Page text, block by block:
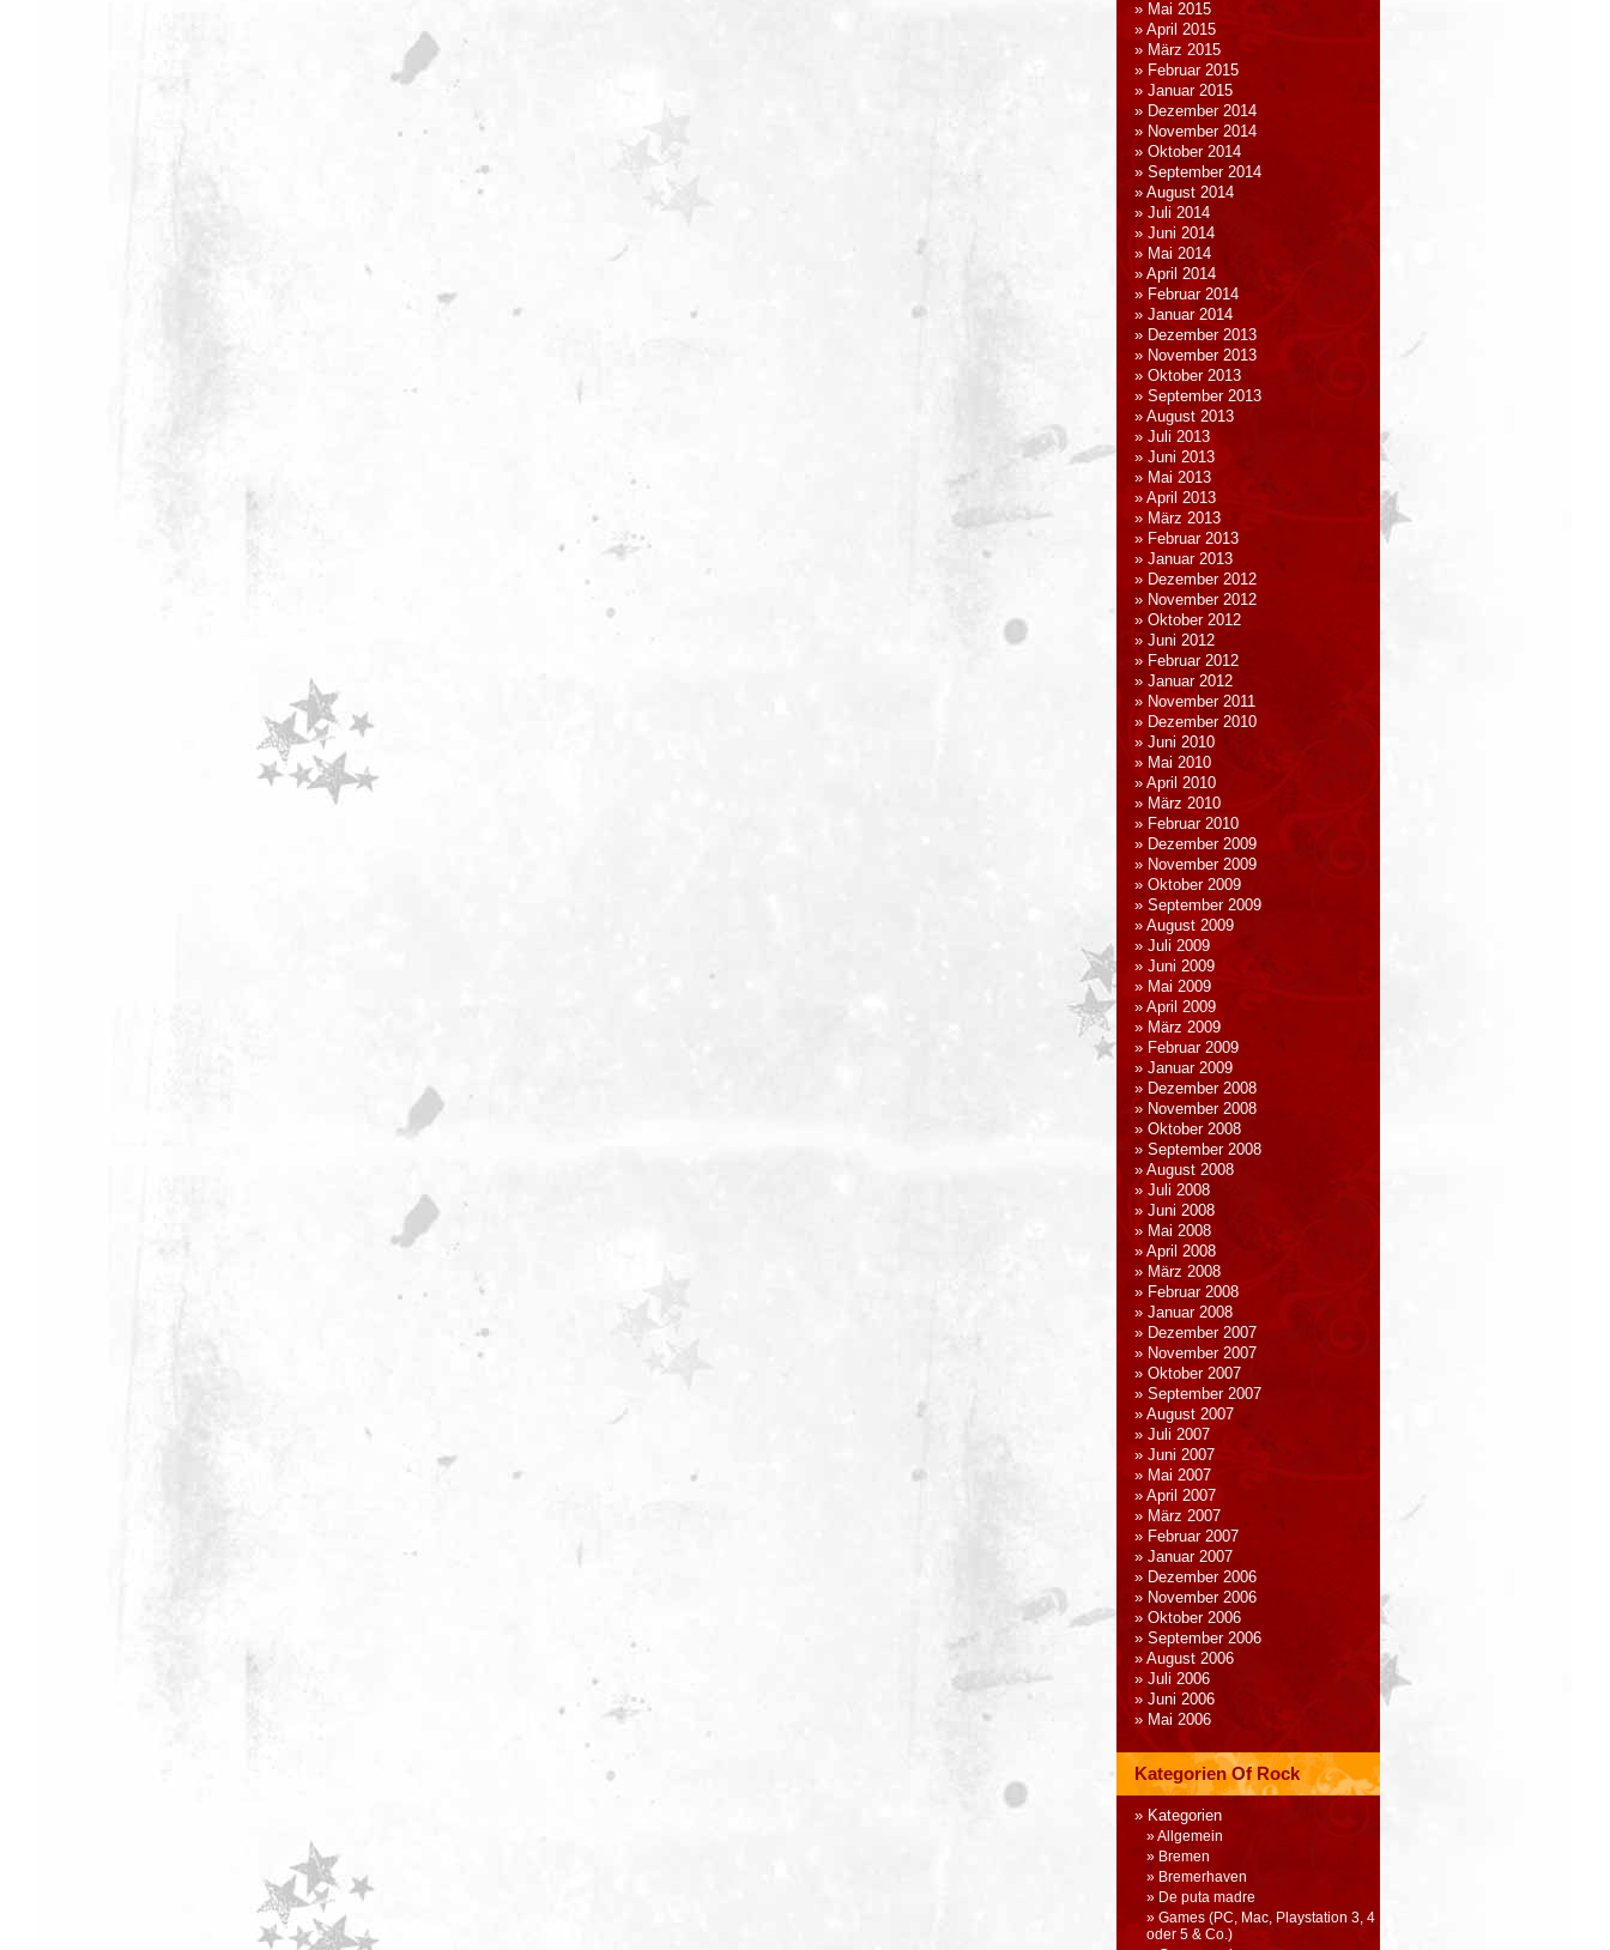
Mai 2015
April 2015
März 2015
Februar 2015
Januar 2015
Dezember 2014
November 2014
Oktober 2014
September 2014
August 2014
Juli 2014
Juni 2014
Mai 2014
April 2014
Februar 2014
Januar 2014
Dezember 2013
November 2013
Oktober 2013
September 2013
August 2013
Juli 2013
Juni 2013
Mai 2013
April 2013
März 2013
Februar 2013
Januar 2013
Dezember 2012
November 2012
Oktober 2012
Juni 2012
Februar 2012
Januar 2012
November 2011
Dezember 2010
Juni 2010
Mai 2010
April 2010
März 2010
Februar 2010
Dezember 2009
November 2009
Oktober 2009
September 2009
August 2009
Juli 2009
Juni 2009
Mai 2009
April 2009
März 2009
Februar 2009
Januar 2009
Dezember 2008
November 2008
Oktober 2008
September 2008
August 2008
Juli 2008
Juni 2008
Mai 2008
April 2008
März 2008
Februar 2008
Januar 2008
Dezember 2007
November 2007
Oktober 2007
September 2007
August 2007
Juli 2007
Juni 2007
Mai 2007
April 2007
März 2007
Februar 2007
Januar 2007
Dezember 2006
November 2006
Oktober 2006
September 2006
August 2006
Juli 2006
Juni 2006
Mai 2006
Kategorien Of Rock
Kategorien
Allgemein
Bremen
Bremerhaven
De puta madre
Games (PC, Mac, Playstation 3, 4
oder 5 & Co.)